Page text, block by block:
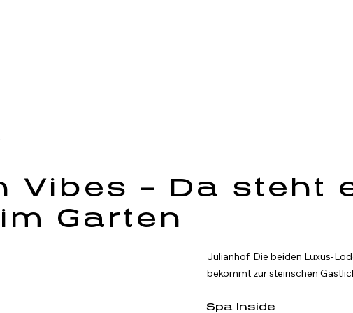
Vibes – Da steht
Garten
Julianhof. Die beiden Luxus-
bekommt zur steirischen
Spa Inside